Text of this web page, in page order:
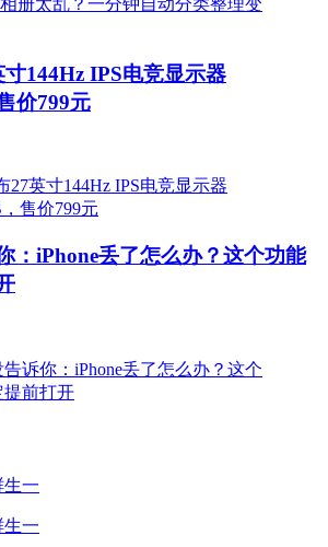
144Hz IPS电竞显示器
价799元
：iPhone丢了怎么办？这个功能